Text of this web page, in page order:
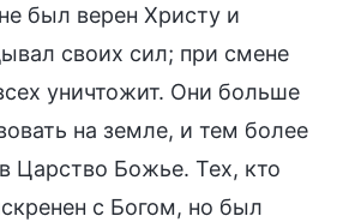
был верен Христу и
своих сил; при смене
уничтожит. Они больше
на земле, и тем более
Царство Божье. Тех, кто
с Богом, но был